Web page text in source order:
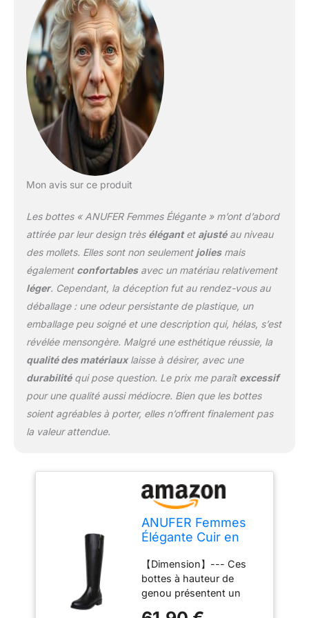
gamme】--- Fabriquées
en cuir microfibre lisse de
haute qualité, ces bottes
sont durables et
durables. 【Chaud】---
La conception jusqu’aux
genoux de ces bottes
offre une chaleur et une
protection
supplémentaires pour
design simple font de
polyvalent à toute garde-
robe. Ils sont parfaits
pour s’associer avec des
trench-coats, des
pardessus, des jeans
serrés, des leggings, des
bas et plus encore.
【Assortiable】--- Ces
bottes sont faciles à
assortir avec une variété
de tenues, ce qui en fait
un must pour toute
femme soucieuse de la
ajouteront une touche
d’élégance et de
sophistication à votre
look.
Mon avis sur ce produit
Les bottes « ANUFER Femmes Élégante » m’ont d’abord
attirée par leur design très élégantet ajustéau niveau
des mollets. Elles sont non seulement joliesmais
également confortablesavec un matériau relativement
léger. Cependant, la déception fut au rendez-vous au
déballage : une odeur persistante de plastique, un
emballage peu soigné et une description qui, hélas, s’est
révélée mensongère. Malgré une esthétique réussie, la
qualité des matériauxlaisse à désirer, avec une
durabilitéqui pose question. Le prix me paraît excessif
pour une qualité aussi médiocre. Bien que les bottes
soient agréables à porter, elles n’offrent finalement pas
la valeur attendue.
ANUFER Femmes
Élégante Cuir en
Haut Bottes Talon
Bloc Fermeture
éclair Latérale Noir
Bottes d'équitation
【Dimension】--- Ces
bottes à hauteur de
genou présentent un